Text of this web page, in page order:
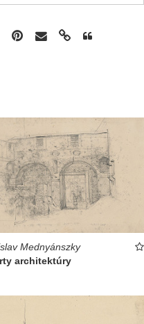
Mednyánszky
architektúry